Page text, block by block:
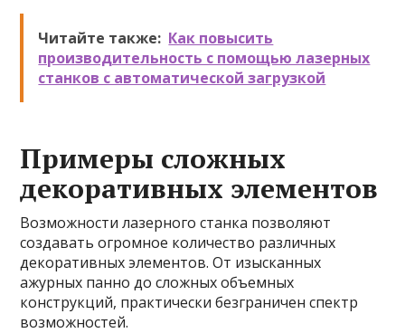
Читайте также: Как повысить
производительность с помощью лазерных
станков с автоматической загрузкой
Примеры сложных
декоративных элементов
Возможности лазерного станка позволяют
создавать огромное количество различных
декоративных элементов. От изысканных
ажурных панно до сложных объемных
конструкций, практически безграничен спектр
возможностей.